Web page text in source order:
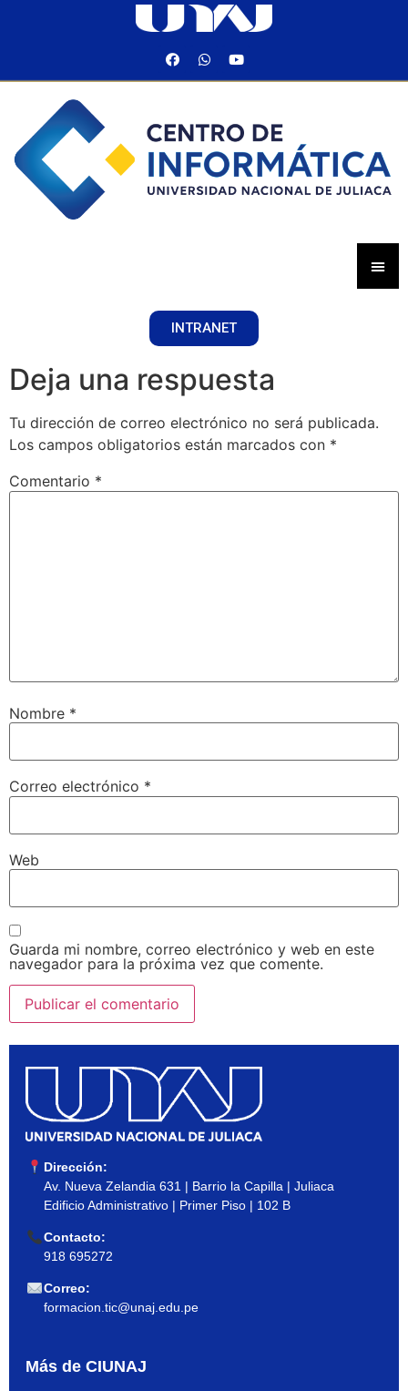
INTRANET
Deja una respuesta
Tu dirección de correo electrónico no será publicada.
Los campos obligatorios están marcados con *
Comentario *
Nombre *
Correo electrónico *
Web
Guarda mi nombre, correo electrónico y web en este
navegador para la próxima vez que comente.
Dirección:
Av. Nueva Zelandia 631 | Barrio la Capilla | Juliaca
Edificio Administrativo | Primer Piso | 102 B
Contacto:
918 695272
Correo:
formacion.tic@unaj.edu.pe
Más de CIUNAJ